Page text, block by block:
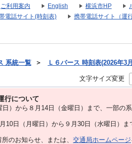
ご利用案内 English 横浜市HP
電話サイト(時刻表) 携帯電話サイト（運
系統一覧 ＞ Ｌ６バース 時刻表(2026年3
文字サイズ変更
行について
）から８⽉14⽇（金曜日）まで、⼀部の
日（月曜日）から９月30日（水曜日）ま
のお知らせ、または、 交通局ホームページ